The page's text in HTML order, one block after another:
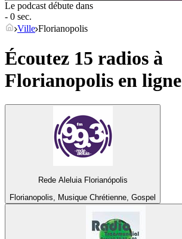
Le podcast débute dans
- 0 sec.
Ville Florianopolis
Écoutez 15 radios à
Florianopolis en ligne
Rede Aleluia Florianópolis
Florianopolis, Musique Chrétienne, Gospel